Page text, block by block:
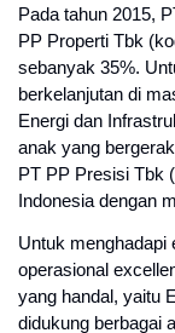
Pada tahun 2015,
PP Properti Tbk
sebanyak 35%.
berkelanjutan di
Energi dan
anak yang
PT PP Presisi Tbk
Indonesia dengan
Untuk menghadapi
operasional
yang handal, yaitu
didukung berbagai